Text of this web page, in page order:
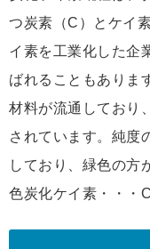
つ炭素（C）とケイ
イ素を工業化した企
ばれることもありま
材料が流通しており
されています。純度
しており、緑色の方
色炭化ケイ素・・・